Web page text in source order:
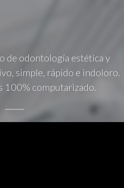
de odontología estética y
simple, rápido e indoloro.
100% computarizado.